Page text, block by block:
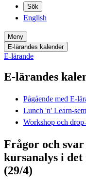
Sök
English
Meny
E-lärandes kalender
E-lärande
E-lärandes
Pågående med E-
Lunch 'n' Learn-
Workshop och
Frågor och
kursanalys i det
(29/4)